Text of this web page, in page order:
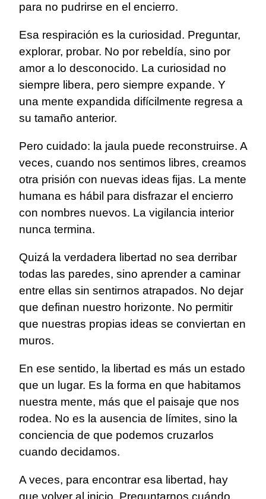
para no pudrirse en el encierro.
Esa respiración es la curiosidad. Preguntar,
explorar, probar. No por rebeldía, sino por
amor a lo desconocido. La curiosidad no
siempre libera, pero siempre expande. Y
una mente expandida difícilmente regresa a
su tamaño anterior.
Pero cuidado: la jaula puede reconstruirse. A
veces, cuando nos sentimos libres, creamos
otra prisión con nuevas ideas fijas. La mente
humana es hábil para disfrazar el encierro
con nombres nuevos. La vigilancia interior
nunca termina.
Quizá la verdadera libertad no sea derribar
todas las paredes, sino aprender a caminar
entre ellas sin sentirnos atrapados. No dejar
que definan nuestro horizonte. No permitir
que nuestras propias ideas se conviertan en
muros.
En ese sentido, la libertad es más un estado
que un lugar. Es la forma en que habitamos
nuestra mente, más que el paisaje que nos
rodea. No es la ausencia de límites, sino la
conciencia de que podemos cruzarlos
cuando decidamos.
A veces, para encontrar esa libertad, hay
que volver al inicio. Preguntarnos cuándo